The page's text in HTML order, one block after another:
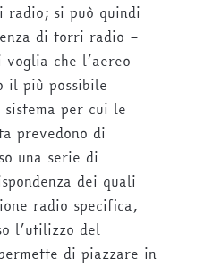
si può quindi
di torri radio –
che l’aereo
il più possibile
per cui le
prevedono di
una serie di
dei quali
radio specifica,
l’utilizzo del
di piazzare in